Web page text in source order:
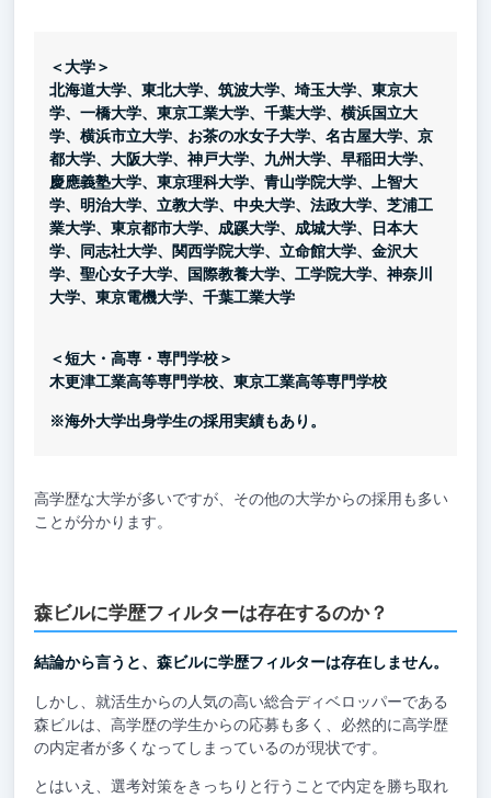
＜大学＞
北海道大学、東北大学、筑波大学、埼玉大学、東京大
学、一橋大学、東京工業大学、千葉大学、横浜国立大
学、横浜市立大学、お茶の水女子大学、名古屋大学、京
都大学、大阪大学、神戸大学、九州大学、早稲田大学、
慶應義塾大学、東京理科大学、青山学院大学、上智大
学、明治大学、立教大学、中央大学、法政大学、芝浦工
業大学、東京都市大学、成蹊大学、成城大学、日本大
学、同志社大学、関西学院大学、立命館大学、金沢大
学、聖心女子大学、国際教養大学、工学院大学、神奈川
大学、東京電機大学、千葉工業大学
＜短大・高専・専門学校＞
木更津工業高等専門学校、東京工業高等専門学校
※海外大学出身学生の採用実績もあり。
高学歴な大学が多いですが、その他の大学からの採用も多い
ことが分かります。
森ビルに学歴フィルターは存在するのか？
結論から言うと、森ビルに学歴フィルターは存在しません。
しかし、就活生からの人気の高い総合ディベロッパーである
森ビルは、高学歴の学生からの応募も多く、必然的に高学歴
の内定者が多くなってしまっているのが現状です。
とはいえ、選考対策をきっちりと行うことで内定を勝ち取れ